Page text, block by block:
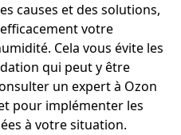
causes et des solutions,
votre
Cela vous évite les
qui peut y être
un expert à Ozon
pour implémenter les
à votre situation.